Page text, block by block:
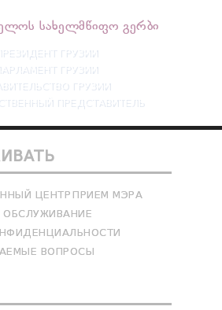
ГРУЗИИ
ГРУЗИИ
ГРУЗИИ
ПРЕДСТАВИТЕЛЬ
ЦЕНТР ПРИЕМ МЭРА
ОБСЛУЖИВАНИЕ
ВОПРОСЫ